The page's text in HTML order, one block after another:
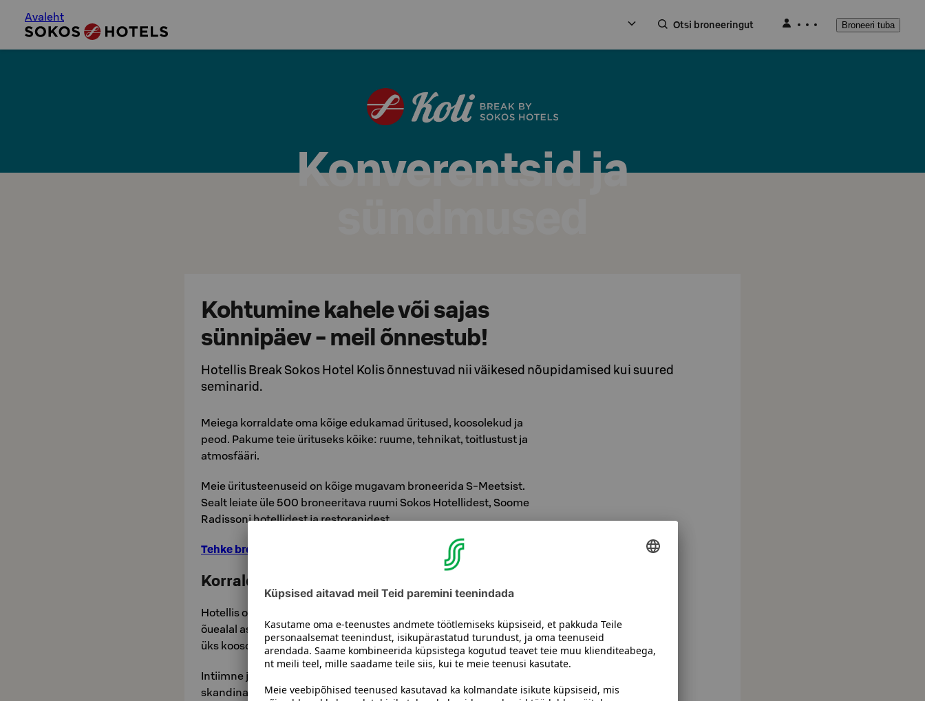
Avaleht
Otsi broneeringut Broneeri tuba
Konverentsid ja
Kohtumine kahele või sajas
sünnipäev - meil õnnestub!
Hotellis Break Sokos Hotel Kolis õnnestuvad nii väikesed nõupidamised kui suured
seminarid.
Meiega korraldate oma kõige edukamad üritused, koosolekud ja
peod. Pakume teie ürituseks kõike: ruume, tehnikat, toitlustust ja
atmosfääri.
Meie üritusteenuseid on kõige mugavam broneerida S-Meetsist.
Sealt leiate üle 500 broneeritava ruumi Sokos Hotellidest, Soome
Radissoni hotellidest ja restoranidest.
Tehke broneering S-Meets.fi-s
Korralda oma üritus meie hotellis
Hotellis on kokku 3 hubast koosolekuruumi 2–60 inimesele. Hotelli
õuealal asuvas Looduskeskuses on 203-kohaline auditoorium ja
üks koosolekuruum 12 inimesele.
Intiimne ja inspireeriv ümbrus pakub keskendumisrahu, karjala ja
skandinaavia sööki ning loomingulisteks pausideks erinevaid